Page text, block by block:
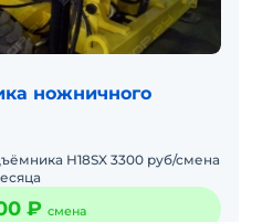
ножничного
H18SX 3300 руб/смена
₽ смена